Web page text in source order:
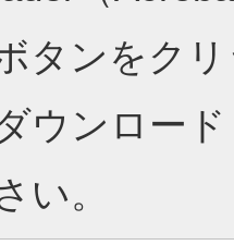
タンをク
ウンロー
い。